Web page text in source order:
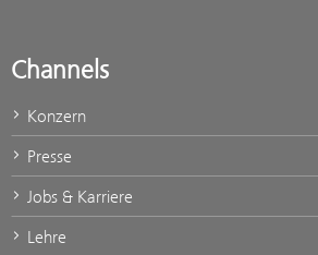
Channels
Konzern
Presse
Jobs & Karriere
Lehre